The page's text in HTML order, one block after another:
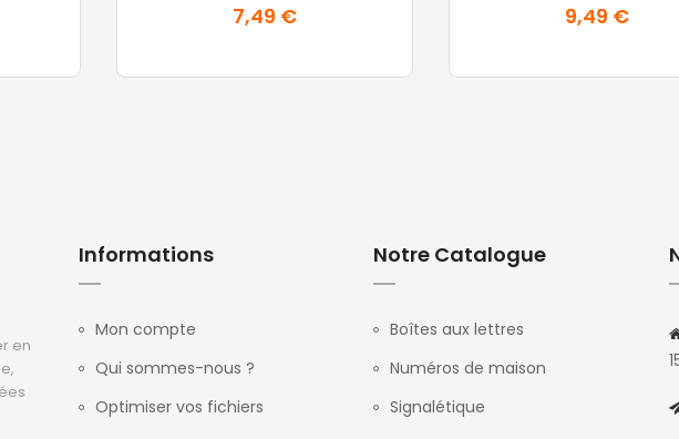
7,49 € 9,49 €
en
Informations
Mon compte
Qui sommes-nous ?
Optimiser vos fichiers
Notre Catalogue
Boîtes aux lettres
Numéros de maison
Signalétique